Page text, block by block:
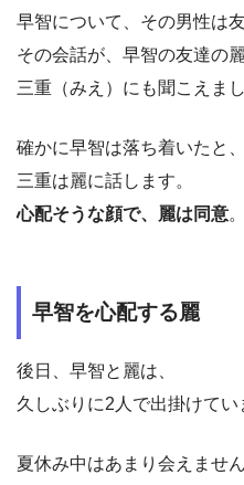
早智について、その男性は
その会話が、早智の友達の
三重（みえ）にも聞こえまし
確かに早智は落ち着いたと、
三重は麗に話します。
心配そうな顔で、麗は同意。
早智を心配する麗
後日、早智と麗は、
久しぶりに2人で出掛けてい
夏休み中はあまり会えません